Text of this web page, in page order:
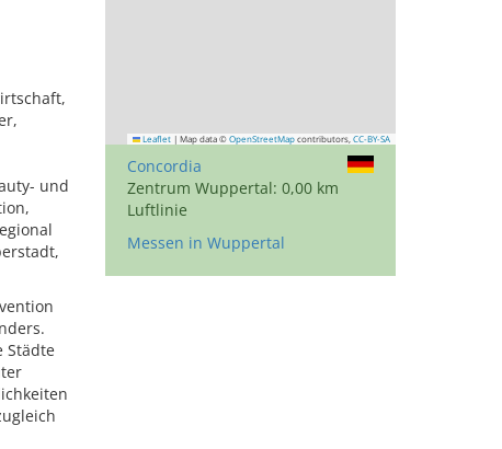
und
Städte
Leaflet | Map data © OpenStreetMap contributors, CC-BY-SA
Concordia
Zentrum Wuppertal: 0,00 km
Luftlinie
Messen in Wuppertal